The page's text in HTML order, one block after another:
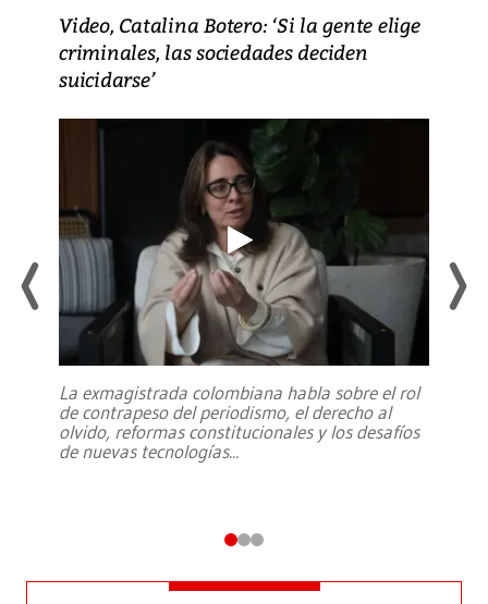
Video, Catalina Botero: ‘Si la gente elige
criminales, las sociedades deciden
suicidarse’
La exmagistrada colombiana habla sobre el rol
de contrapeso del periodismo, el derecho al
olvido, reformas constitucionales y los desafíos
de nuevas tecnologías...